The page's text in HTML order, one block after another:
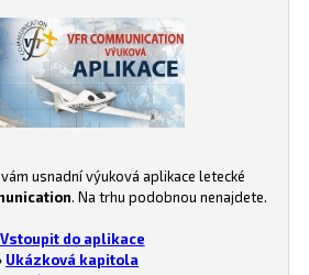
usnadní výuková aplikace letecké
. Na trhu podobnou nenajdete.
Vstoupit do aplikace
Ukázková kapitola